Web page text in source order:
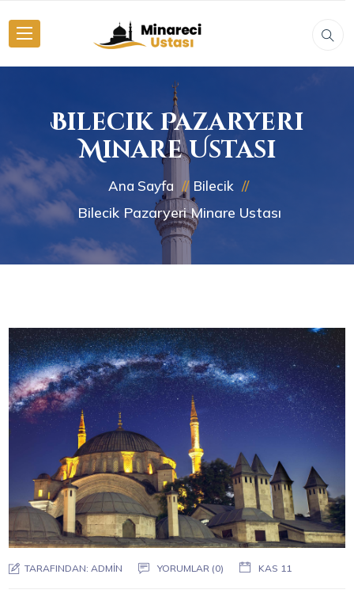
Bilecik Pazaryeri
Minare Ustası
Ana Sayfa Bilecik
Bilecik Pazaryeri Minare Ustası
TARAFINDAN:ADMIN YORUMLAR (0) KAS 11